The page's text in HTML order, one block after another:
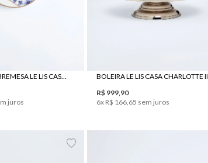
PRATO DE SOBREMESA LE LIS CASA JAPÃO
juros
BOLEIRA LE LIS CASA CHARLOTTE II
R$ 999, 90
6x R$ 166, 65 sem juros